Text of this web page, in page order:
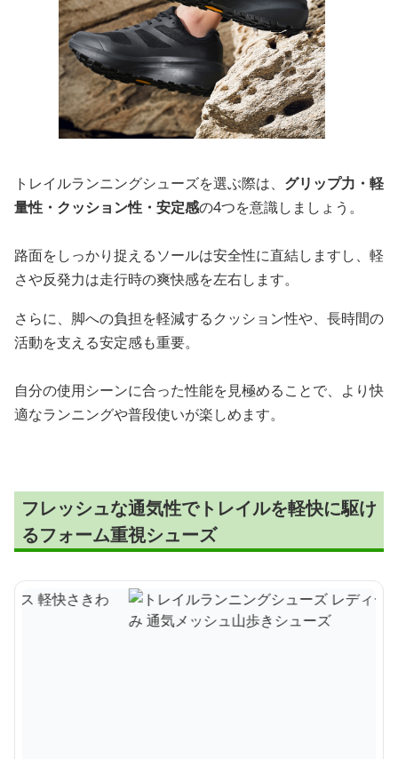
トレイルランニングシューズを選ぶ際は、 グリップ力・軽
量性・クッション性・安定感の4つを意識しましょう。
路面をしっかり捉えるソールは安全性に直結しますし、軽
さや反発力は走行時の爽快感を左右します。
さらに、脚への負担を軽減するクッション性や、長時間の
活動を支える安定感も重要。
自分の使用シーンに合った性能を見極めることで、より快
適なランニングや普段使いが楽しめます。
フレッシュな通気性でトレイルを軽快に駆け
るフォーム重視シューズ